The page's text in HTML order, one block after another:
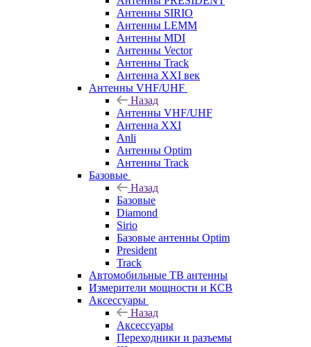
Антенны SIRIO
Антенны LEMM
Антенны MDI
Антенны Vector
Антенны Track
Антенна XXI век
Антенны VHF/UHF
Назад
Антенны VHF/UHF
Антенна XXI
Anli
Антенны Optim
Антенны Track
Базовые
Назад
Базовые
Diamond
Sirio
Базовые антенны Optim
President
Track
Автомобильные ТВ антенны
Измерители мощности и КСВ
Аксессуары
Назад
Аксессуары
Переходники и разъемы